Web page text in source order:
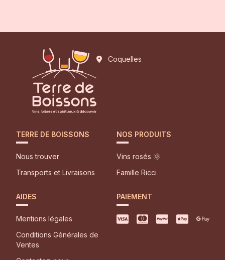
Coquelles
TERRE DE BOISSONS
Nous trouver
Transports et Livraisons
NOS PRODUITS
Vins rosés 🌞
Famille Ricci
AIDES
Mentions légales
Conditions Générales de
Ventes
PAIEMENT